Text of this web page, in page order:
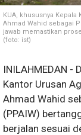
KUA, khususnya Kepala
Ahmad Wahid sebagai
jawab memastikan
(foto: ist)
INILAHMEDAN -
Kantor Urusan
Ahmad Wahid
(PPAIW)
berjalan sesuai